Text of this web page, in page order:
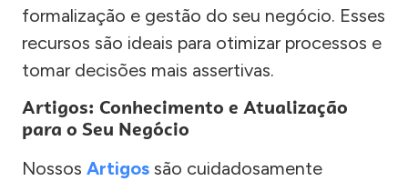
formalização e gestão do seu negócio. Esses
recursos são ideais para otimizar processos e
tomar decisões mais assertivas.
Artigos: Conhecimento e Atualização
para o Seu Negócio
Nossos Artigos são cuidadosamente